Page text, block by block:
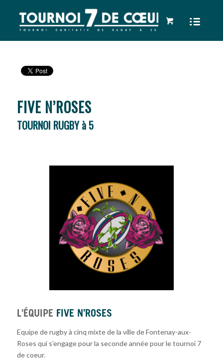
FIVE N’ROSES
TOURNOI RUGBY à 5
L'ÉQUIPE FIVE N’ROSES
Equipe de rugby à cinq mixte de la ville de Fontenay-aux-
Roses qui s’engage pour la seconde année pour le tournoi 7
de coeur.